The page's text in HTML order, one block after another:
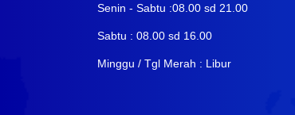
Senin - Sabtu :08.00 sd 21.00
Sabtu : 08.00 sd 16.00
Minggu / Tgl Merah : Libur